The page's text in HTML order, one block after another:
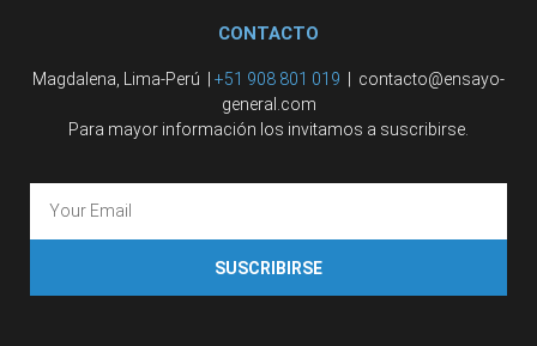
CONTACTO
Magdalena, Lima-Perú | +51 908 801 019
| contacto@ensayo-
general.com
Para mayor información los invitamos a suscribirse.
SUSCRIBIRSE